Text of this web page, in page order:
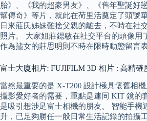
胎》、《我的超豪男友》、《舊年聖誕好
幫傳奇》等片，就此在荷里活奠定了頭號
日來莊氏姊妹難捨父親的離去，不時在社
照片。 大家姐莊鍶敏在社交平台的頭像用
作為孻女的莊思明則不時在限時動態留言
富士大廈相片: FUJIFILM 3D 相片 : 高精確
當然最重要的是 X-T200 設計極具懷舊相
攝影愛好者的需要，重點是連同 KIT 鏡的
是吸引想涉足富士相機的朋友。 智能手機
升，已足夠勝任一般日常生活記錄的拍攝